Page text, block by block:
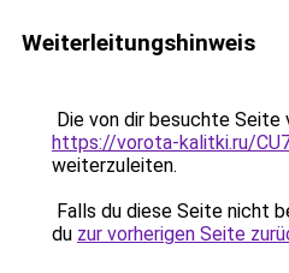
Weiterleitungshinweis
Die von dir besuchte Seite
https://vorota-kalitki.ru/
weiterzuleiten.
Falls du diese Seite nicht
du zur vorherigen Seite